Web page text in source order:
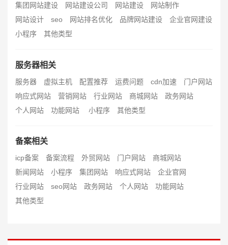
集团网站建设
网站建设公司 网站建设
网站制作
网站设计
seo 网站排名优化 品牌网站建设
企业官网建设
小程序
其他类型
服务器相关
服务器 虚拟主机 配置推荐 运费问题 cdn加速
门户网站
响应式网站
营销网站 行业网站 商城网站
政务网站
个人网站
功能网站 小程序 其他类型
备案相关
icp备案 备案流程 外贸网站 门户网站
商城网站
新闻网站
小程序 集团网站 响应式网站
企业官网
行业网站
seo网站 政务网站 个人网站
功能网站
其他类型